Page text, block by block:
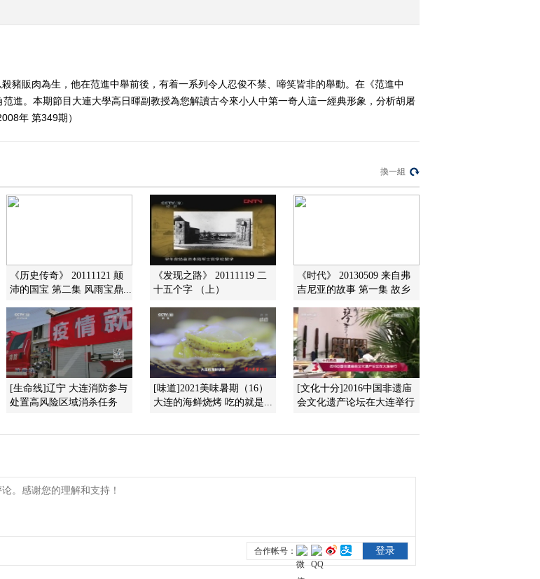
2010-03-24 18:07:55
2010-03-24 18:07:54
百家讲坛 2008年 第170期
2010-03-24 18:07:54
赠银成亲
豬販肉為生，他在范進中舉前後，有着一系列令人忍俊不禁、啼笑皆非的舉動。在《范進中
進。本期節目大連大學高日暉副教授為您解讀古今來小人中第一奇人這一經典形象，分析胡屠
年 第349期）
換一組
《历史传奇》 20111121 颠
沛的国宝 第二集 风雨宝鼎...
《发现之路》 20111119 二
十五个字 （上）
《时代》 20130509 来自弗
吉尼亚的故事 第一集 故乡
[生命线]辽宁 大连消防参与
处置高风险区域消杀任务
[味道]2021美味暑期（16）
大连的海鲜烧烤 吃的就是...
[文化十分]2016中国非遗庙
会文化遗产论坛在大连举行